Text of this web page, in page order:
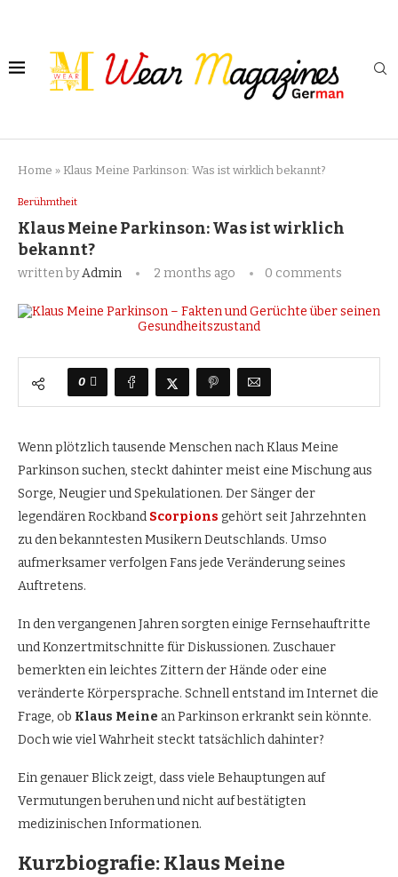
Home » Klaus Meine Parkinson: Was ist wirklich bekannt?
Berühmtheit
Klaus Meine Parkinson: Was ist wirklich
bekannt?
written byAdmin 2 months ago 0 comments
0
Wenn plötzlich tausende Menschen nach Klaus Meine
Parkinson suchen, steckt dahinter meist eine Mischung aus
Sorge, Neugier und Spekulationen. Der Sänger der
legendären Rockband Scorpions gehört seit Jahrzehnten
zu den bekanntesten Musikern Deutschlands. Umso
aufmerksamer verfolgen Fans jede Veränderung seines
Auftretens.
In den vergangenen Jahren sorgten einige Fernsehauftritte
und Konzertmitschnitte für Diskussionen. Zuschauer
bemerkten ein leichtes Zittern der Hände oder eine
veränderte Körpersprache. Schnell entstand im Internet die
Frage, ob Klaus Meine an Parkinson erkrankt sein könnte.
Doch wie viel Wahrheit steckt tatsächlich dahinter?
Ein genauer Blick zeigt, dass viele Behauptungen auf
Vermutungen beruhen und nicht auf bestätigten
medizinischen Informationen.
Kurzbiografie: Klaus Meine